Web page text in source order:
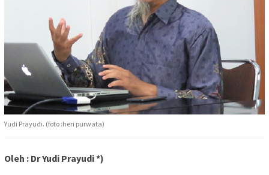
Yudi Prayudi. (foto :heri purwata)
Oleh : Dr Yudi Prayudi *)